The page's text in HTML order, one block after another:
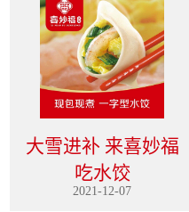
大雪进补 来喜妙福
吃水饺
2021-12-07